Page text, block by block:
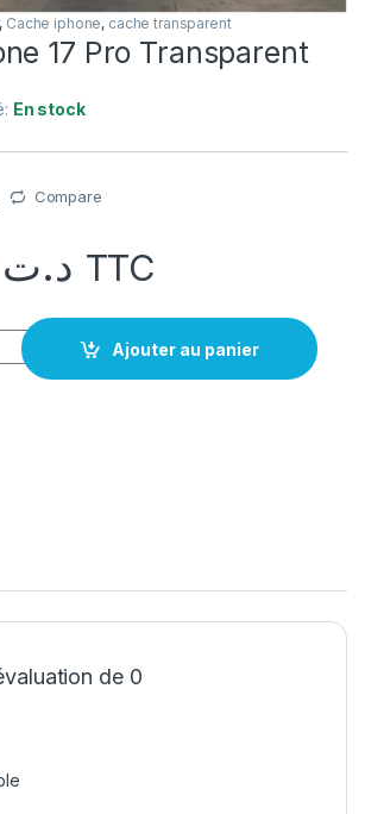
, Cache iphone, cache transparent
17 Pro Transparent
En stock
Compare
د.ت TTC
17 Pro Transparent
Ajouter au panier
de 0